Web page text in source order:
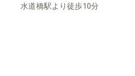
水道橋駅より徒歩10分